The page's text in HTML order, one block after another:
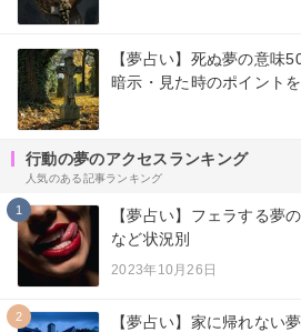
【夢占い】死ぬ夢の意味
暗示・見た時のポイント
行動の夢のアクセスランキング
人気のある記事ランキング
1
【夢占い】フェラする夢
など状況別
2023年10月26日
2
【夢占い】家に帰れない